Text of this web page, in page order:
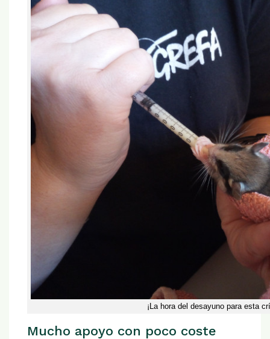
¡La hora del desayuno para esta
Mucho apoyo con poco coste